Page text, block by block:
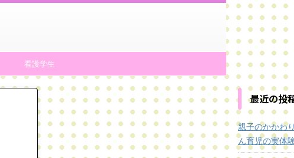
看護学生
最近の投
親子のかかわ
ん育児の実体